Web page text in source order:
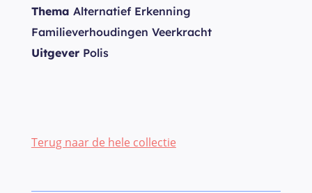
Thema Alternatief Erkenning
Familieverhoudingen Veerkracht
Uitgever Polis
Terug naar de hele collectie